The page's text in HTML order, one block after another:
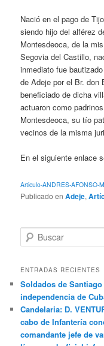
Nació en el pago de
siendo hijo del alférez
Montesdeoca, de la
Segovia del Castillo,
inmediato fue
de Adeje por el Br. don
beneficiado de dicha
actuaron como
Montesdeoca, su tío
vecinos de la misma
En el siguiente enlace
Articulo-ANDRES-AFONSO-
Publicado en Adeje,
u
c
r
ENTRADAS RECIENTES
Soldados de
independencia de
Candelaria: D.
cabo de Infantería
comandante jefe de